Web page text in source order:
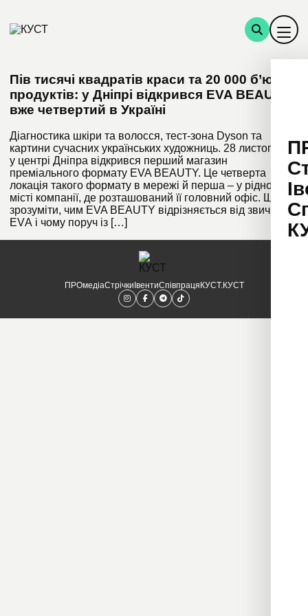
Пів тисячі квадратів краси та 20 000 б’юті-
продуктів: у Дніпрі відкрився EVA BEAUTY,
вже четвертий в Україні
Діагностика шкіри та волосся, тест-зона Dyson та
картини сучасних українських художниць. 28 листопада
у центрі Дніпра відкрився перший магазин
преміального формату EVA BEAUTY. Це четверта
локація такого формату в мережі й перша – у рідному
місті компанії, де розташований її головний офіс. Щоб
зрозуміти, чим EVA BEAUTY відрізняється від звичної
EVА і чому поруч із […]
ПРОмедіаСтрічки ІвентиСпівпраця КУСТ.КУСТ